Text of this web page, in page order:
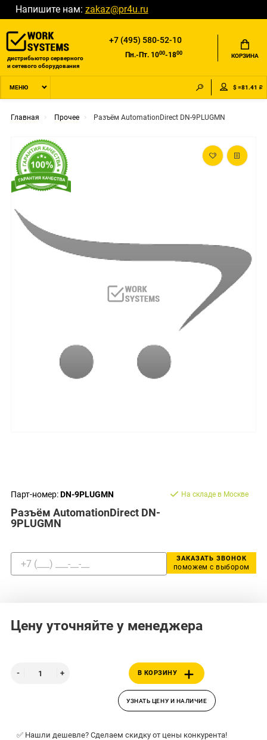
Напишите нам: zakaz@pr4u.ru
дистрибьютор серверного
и сетевого оборудования
+7 (495) 580-52-10
Пн.-Пт. 1000-1800 КОРЗИНА
МЕНЮ $ =81.41 ₽
Главная Прочее Разъём AutomationDirect DN-9PLUGMN
Парт-номер:DN-9PLUGMN
Разъём AutomationDirect DN-
9PLUGMN
На складе в Москве
ЗАКАЗАТЬ ЗВОНОК
поможем с выбором
Цену уточняйте у менеджера
В КОРЗИНУ
УЗНАТЬ ЦЕНУ И НАЛИЧИЕ
✅ Нашли дешевле? Сделаем скидку от цены конкурента!